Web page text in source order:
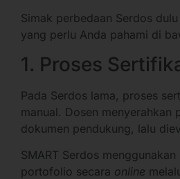
Simak perbedaan Serdos
yang perlu Anda pahami di
1. Proses
Pada Serdos lama, proses
manual. Dosen
dokumen pendukung, lalu
SMART Serdos
portofolio secara online